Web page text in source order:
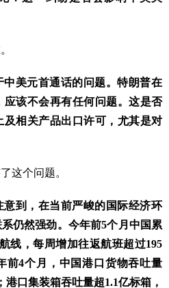
中美元首通话的问题。特朗普在
该不会再有任何问题。这是否
相关产品出口许可，尤其是对
这个问题。
到，在当前严峻的国际经济环
仍然强劲。今年前5个月中国累
线，每周增加往返航班超过195
前4个月，中国港口货物吞吐量
港口集装箱吞吐量超1.1亿标箱，